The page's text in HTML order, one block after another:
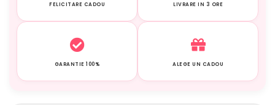
FELICITARE CADOU LIVRARE IN 3 ORE
GARANTIE 100% ALEGE UN CADOU